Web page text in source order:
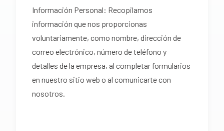
Información Personal: Recopilamos
información que nos proporcionas
voluntariamente, como nombre, dirección de
correo electrónico, número de teléfono y
detalles de la empresa, al completar formularios
en nuestro sitio web o al comunicarte con
nosotros.